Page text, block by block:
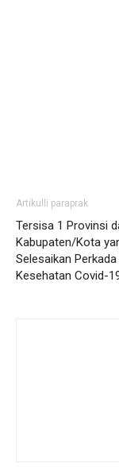
Artikulli paraprak
Tersisa 1 Provinsi
Kabupaten/Kota
Selesaikan
Kesehatan Covid-